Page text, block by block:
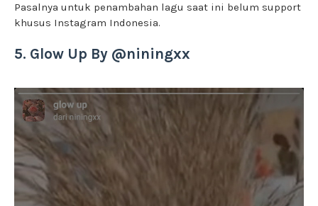
Pasalnya untuk penambahan lagu saat ini belum support
khusus Instagram Indonesia.
5. Glow Up By @niningxx